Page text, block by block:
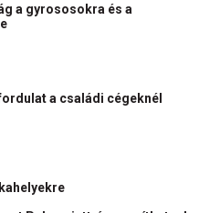
a gyrososokra és a
a családi cégeknél